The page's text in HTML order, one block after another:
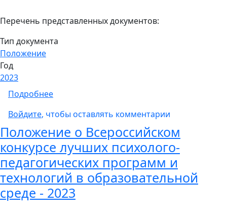
Перечень представленных документов:
Тип документа
Положение
Год
2023
Подробнеео Порядок и методика проведения
Войдите, чтобы оставлять комментарии
Положение о Всероссийском
конкурсе лучших психолого-
педагогических программ и
технологий в образовательной
среде - 2023